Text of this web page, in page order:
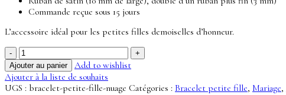
Commande reçue sous 15 jours
L’accessoire idéal pour les petites filles demoiselles d’honneur.
quantité
de
Bracelet
petite
Ajouter au panier
Add to wishlist
Ajouter à la liste de souhaits
UGS : bracelet-petite-fille-nuage Catégories : Bracelet petite fille, Mariage,